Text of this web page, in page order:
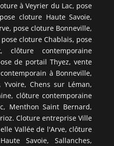
à Veyrier du Lac, pose
cloture Haute Savoie,
pose cloture Bonneville,
cloture Chablais, pose
contemporaine
de portail Thyez, vente
à Bonneville,
Chens sur Léman,
clôture contemporaine
Menthon Saint Bernard,
Cloture entreprise Ville
Vallée de l'Arve, clôture
Savoie, Sallanches,